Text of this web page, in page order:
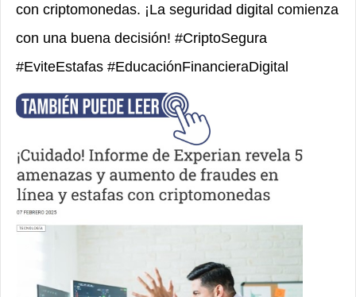
con criptomonedas. ¡La seguridad digital comienza
con una buena decisión! #CriptoSegura
#EviteEstafas #EducaciónFinancieraDigital